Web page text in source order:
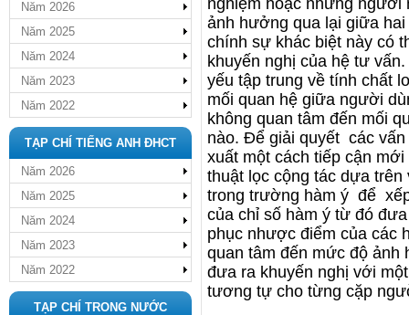
Năm 2026
Năm 2025
Năm 2024
Năm 2023
Năm 2022
TẠP CHÍ TIẾNG ANH ĐHCT
Năm 2026
Năm 2025
Năm 2024
Năm 2023
Năm 2022
TẠP CHÍ TRONG NƯỚC
nghiệm hoặc những người
ảnh hưởng qua lại giữa
chính sự khác biệt này có
khuyến nghị của hệ tư
yếu tập trung về tính chất
mối quan hệ giữa người
không quan tâm đến mối
nào. Để giải quyết các vấn
xuất một cách tiếp cận
thuật lọc cộng tác dựa
trong trường hàm ý để
của chỉ số hàm ý từ đó
phục nhược điểm của các
quan tâm đến mức độ
đưa ra khuyến nghị với
tương tự cho từng cặp